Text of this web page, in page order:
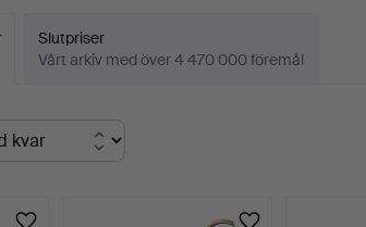
Slutpriser
Vårt arkiv med över 4 470 000 föremål